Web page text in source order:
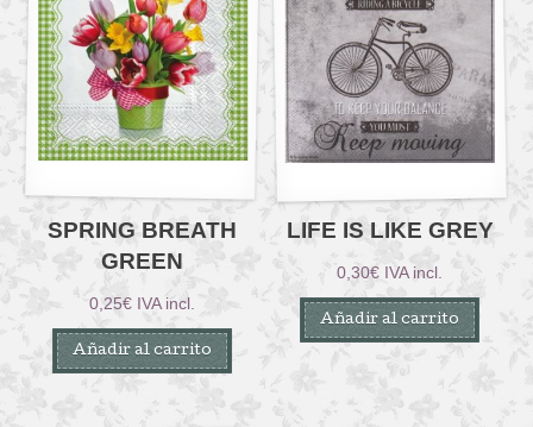
SPRING BREATH
GREEN
0,25€ IVA incl.
Añadir al carrito
LIFE IS LIKE GREY
0,30€ IVA incl.
Añadir al carrito